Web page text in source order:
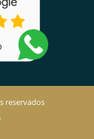
reservados